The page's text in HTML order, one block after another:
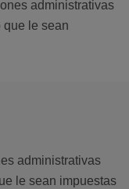
administrativas
que le sean
administrativas
le sean impuestas